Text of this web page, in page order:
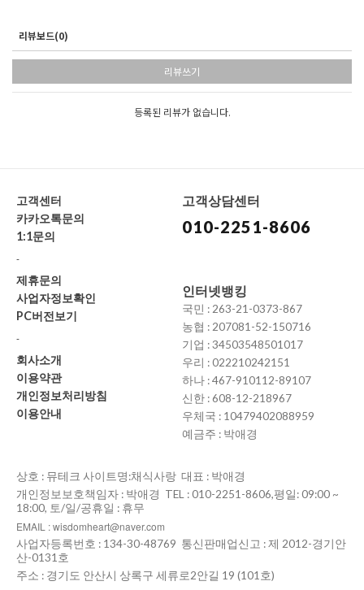
리뷰보드(0)
리뷰쓰기
등록된 리뷰가 없습니다.
고객센터
카카오톡문의
1:1문의
-
제휴문의
사업자정보확인
PC버전보기
-
회사소개
이용약관
개인정보처리방침
이용안내
고객상담센터
010-2251-8606
인터넷뱅킹
국민 : 263-21-0373-867
농협 : 207081-52-150716
기업 : 34503548501017
우리 : 022210242151
하나 : 467-910112-89107
신한 : 608-12-218967
우체국 : 10479402088959
예금주 : 박애경
상호 : 뮤테크 사이트명:채식사랑 대표 : 박애경
개인정보보호책임자 : 박애경 TEL : 010-2251-8606,평일: 09:00 ~
18:00, 토/일/공휴일 : 휴무
EMAIL : wisdomheart@naver.com
사업자등록번호 : 134-30-48769 통신판매업신고 : 제 2012-경기안
산-0131호
주소 : 경기도 안산시 상록구 세류로2안길 19 (101호)